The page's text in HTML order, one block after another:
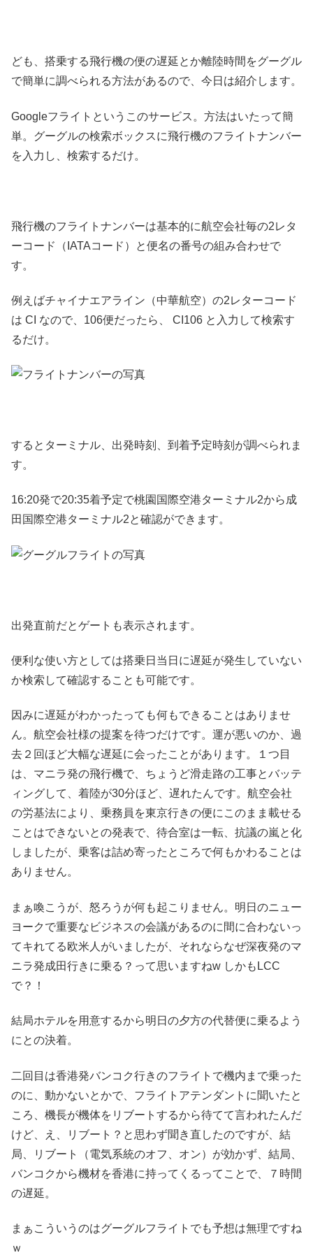
ども、搭乗する飛行機の便の遅延とか離陸時間をグーグル
で簡単に調べられる方法があるので、今日は紹介します。
Googleフライトというこのサービス。方法はいたって簡
単。グーグルの検索ボックスに飛行機のフライトナンバー
を入力し、検索するだけ。
飛行機のフライトナンバーは基本的に航空会社毎の2レタ
ーコード（IATAコード）と便名の番号の組み合わせで
す。
例えばチャイナエアライン（中華航空）の2レターコード
は CI なので、106便だったら、 CI106 と入力して検索す
るだけ。
するとターミナル、出発時刻、到着予定時刻が調べられま
す。
16:20発で20:35着予定で桃園国際空港ターミナル2から成
田国際空港ターミナル2と確認ができます。
出発直前だとゲートも表示されます。
便利な使い方としては搭乗日当日に遅延が発生していない
か検索して確認することも可能です。
因みに遅延がわかったっても何もできることはありませ
ん。航空会社様の提案を待つだけです。運が悪いのか、過
去２回ほど大幅な遅延に会ったことがあります。１つ目
は、マニラ発の飛行機で、ちょうど滑走路の工事とバッテ
ィングして、着陸が30分ほど、遅れたんです。航空会社
の労基法により、乗務員を東京行きの便にこのまま載せる
ことはできないとの発表で、待合室は一転、抗議の嵐と化
しましたが、乗客は詰め寄ったところで何もかわることは
ありません。
まぁ喚こうが、怒ろうが何も起こりません。明日のニュー
ヨークで重要なビジネスの会議があるのに間に合わないっ
てキれてる欧米人がいましたが、それならなぜ深夜発のマ
ニラ発成田行きに乗る？って思いますねw しかもLCC
で？！
結局ホテルを用意するから明日の夕方の代替便に乗るよう
にとの決着。
二回目は香港発バンコク行きのフライトで機内まで乗った
のに、動かないとかで、フライトアテンダントに聞いたと
ころ、機長が機体をリブートするから待てて言われたんだ
けど、え、リブート？と思わず聞き直したのですが、結
局、リブート（電気系統のオフ、オン）が効かず、結局、
バンコクから機材を香港に持ってくるってことで、７時間
の遅延。
まぁこういうのはグーグルフライトでも予想は無理ですね
ｗ